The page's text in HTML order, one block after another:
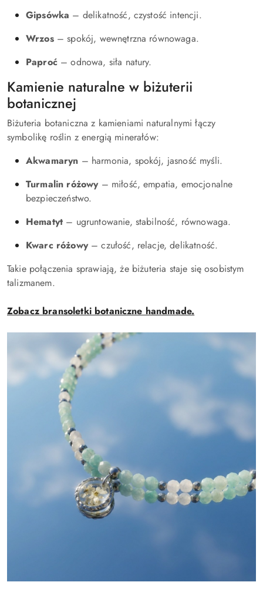
Gipsówka – delikatność, czystość intencji.
Wrzos– spokój, wewnętrzna równowaga.
Paproć – odnowa, siła natury.
Kamienie naturalne w biżuterii
botanicznej
Biżuteria botaniczna z kamieniami naturalnymi łączy
symbolikę roślin z energią minerałów:
Akwamaryn – harmonia, spokój, jasność myśli.
Turmalin różowy– miłość, empatia, emocjonalne
bezpieczeństwo.
Hematyt – ugruntowanie, stabilność, równowaga.
Kwarc różowy– czułość, relacje, delikatność.
Takie połączenia sprawiają, że biżuteria staje się osobistym
talizmanem.
Zobacz bransoletki botaniczne handmade.